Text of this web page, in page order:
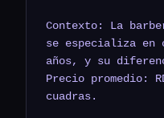
Contexto: La
se especializa en
años, y su
Precio promedio:
cuadras.